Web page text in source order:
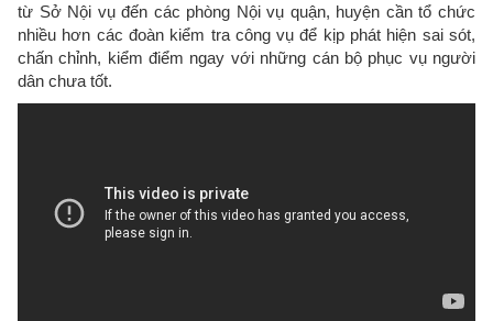
từ Sở Nội vụ đến các phòng Nội vụ quận, huyện cần tổ chức
nhiều hơn các đoàn kiểm tra công vụ để kịp phát hiện sai sót,
chấn chỉnh, kiểm điểm ngay với những cán bộ phục vụ người
dân chưa tốt.